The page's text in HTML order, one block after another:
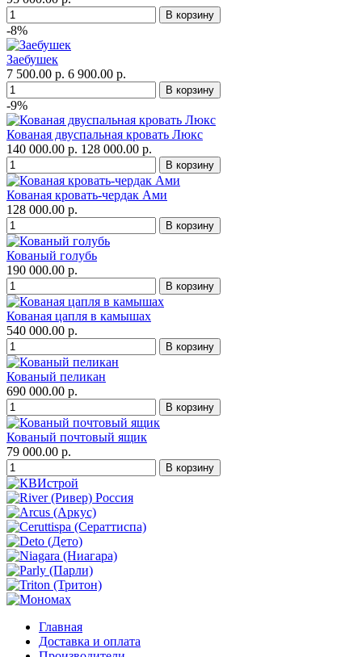
-8%
Заебушек
7 500.00 р. 6 900.00 р.
-9%
Кованая двуспальная кровать Люкс
140 000.00 р. 128 000.00 р.
Кованая кровать-чердак Ами
128 000.00 р.
Кованый голубь
190 000.00 р.
Кованая цапля в камышах
540 000.00 р.
Кованый пеликан
690 000.00 р.
Кованый почтовый ящик
79 000.00 р.
Главная
Доставка и оплата